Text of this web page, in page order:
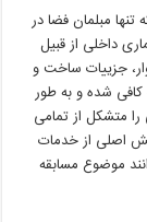
مبلمان فضا در
داخلی از قبیل
جزییات ساختو
کافی شدهوبهطور
را متشکل ازتمامی
اصلی ازخدمات
موضوع مسابقه